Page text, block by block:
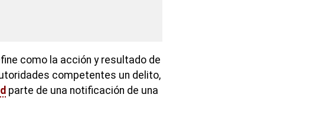
como la acción y resultado de
competentes un delito,
parte de una notificación de una